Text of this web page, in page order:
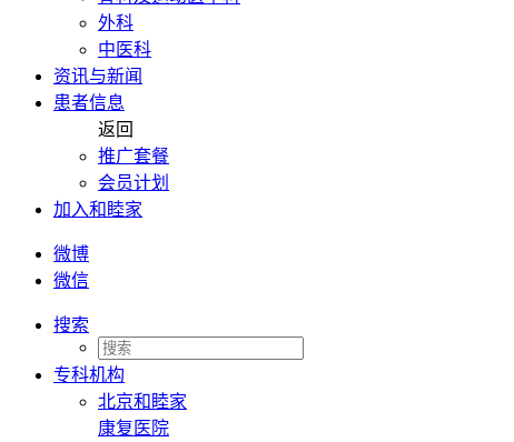
外科
中医科
资讯与新闻
患者信息
返回
推广套餐
会员计划
加入和睦家
微博
微信
搜索
专科机构
北京和睦家
康复医院